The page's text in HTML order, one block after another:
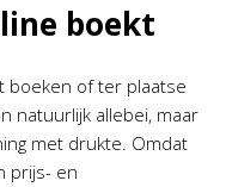
boekt
boeken of ter plaatse
natuurlijk allebei, maar
met drukte. Omdat
prijs- en